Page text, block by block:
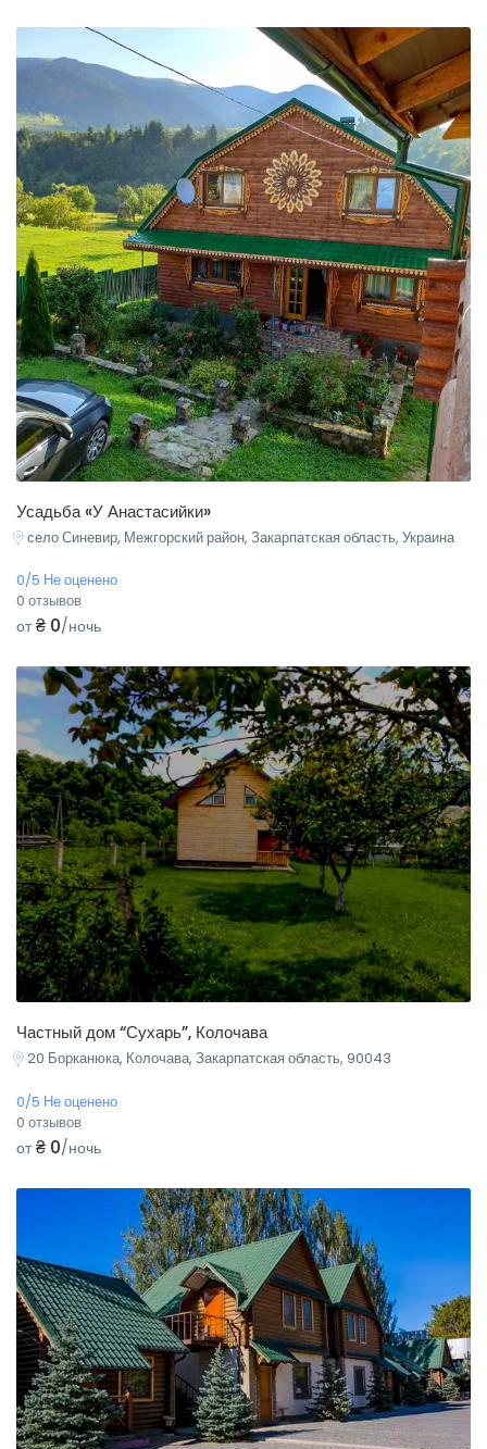
Усадьба «У Анастасийки»
село Синевир, Межгорский район, Закарпатская область, Украина
0/5 Не оценено
0 отзывов
от₴ 0/ночь
Частный дом “Сухарь”, Колочава
20 Борканюка, Колочава, Закарпатская область, 90043
0/5 Не оценено
0 отзывов
от₴ 0/ночь